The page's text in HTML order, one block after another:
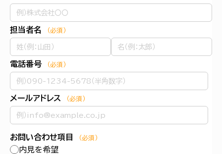
担当者名 （必須）
電話番号 （必須）
メールアドレス （必須）
お問い合わせ項目 （必須）
内見を希望